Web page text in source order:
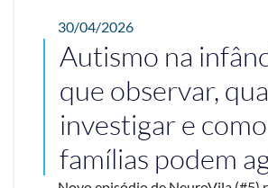
30/04/2026
Autismo na
que observar,
investigar e como
famílias podem